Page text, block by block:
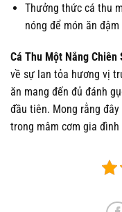
Thưởng thức cá thu
nóng để món ăn
Cá Thu Một Nắng
về sự lan tỏa hương vị
ăn mang đến đủ đánh
đầu tiên. Mong rằng
trong mâm cơm gia đình